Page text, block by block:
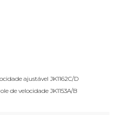
ajustável JK1162C/D
de velocidade JK1153A/B